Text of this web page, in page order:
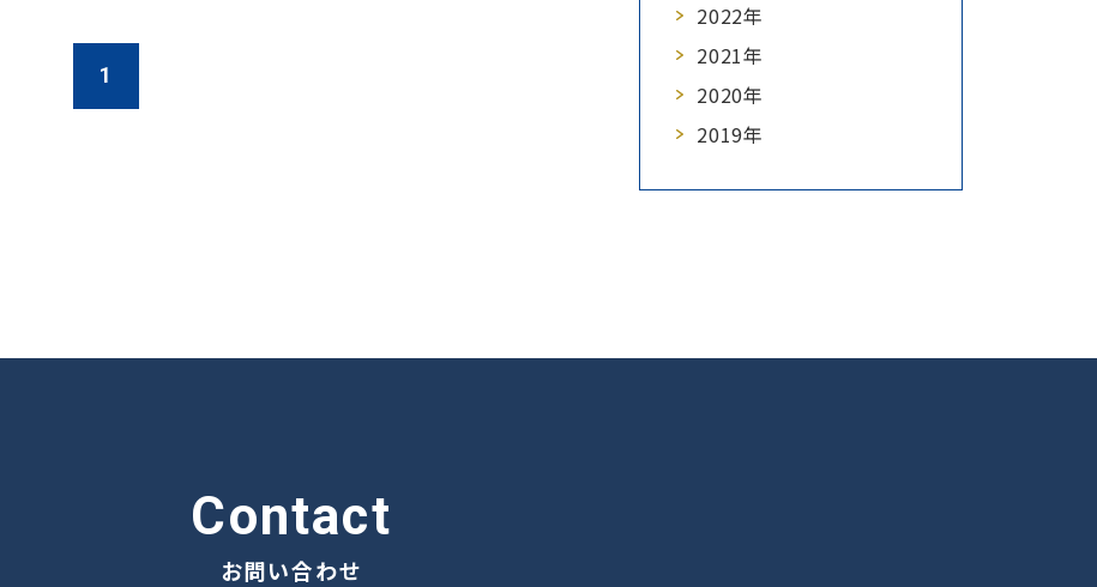
1
2022年
2021年
2020年
2019年
contact
お問い合わせ